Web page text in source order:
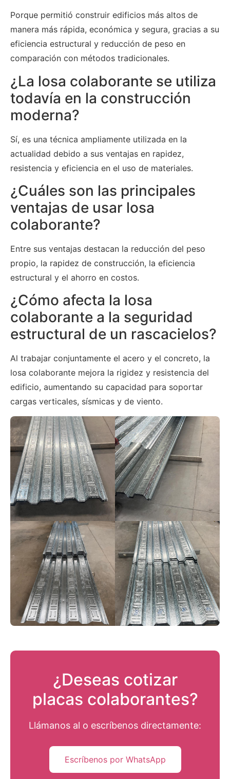
Porque permitió construir edificios más altos de
manera más rápida, económica y segura, gracias a su
eficiencia estructural y reducción de peso en
comparación con métodos tradicionales.
¿La losa colaborante se utiliza
todavía en la construcción
moderna?
Sí, es una técnica ampliamente utilizada en la
actualidad debido a sus ventajas en rapidez,
resistencia y eficiencia en el uso de materiales.
¿Cuáles son las principales
ventajas de usar losa
colaborante?
Entre sus ventajas destacan la reducción del peso
propio, la rapidez de construcción, la eficiencia
estructural y el ahorro en costos.
¿Cómo afecta la losa
colaborante a la seguridad
estructural de un rascacielos?
Al trabajar conjuntamente el acero y el concreto, la
losa colaborante mejora la rigidez y resistencia del
edificio, aumentando su capacidad para soportar
cargas verticales, sísmicas y de viento.
¿Deseas cotizar
placas colaborantes?
Llámanos al o escríbenos directamente:
Escríbenos por WhatsApp